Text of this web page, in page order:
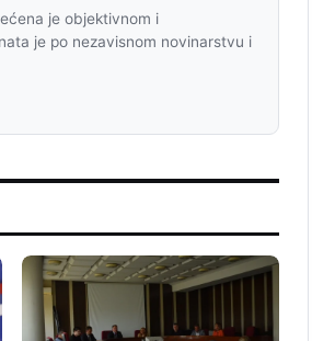
je objektivnom i
je po nezavisnom novinarstvu i